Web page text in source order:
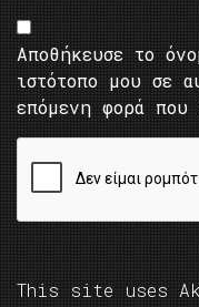
Αποθήκευσε το
ιστότοπο μου σε
επόμενη φορά που
This site uses